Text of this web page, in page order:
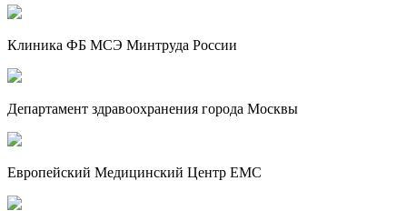
Клиника ФБ МСЭ Минтруда России
Департамент здравоохранения города Москвы
Европейский Медицинский Центр EMC